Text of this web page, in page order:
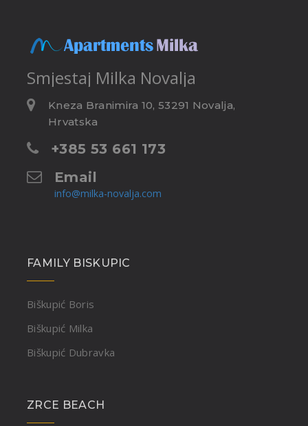
Smjestaj Milka Novalja
Kneza Branimira 10, 53291 Novalja,
Hrvatska
+385 53 661 173
Email
info@milka-novalja.com
FAMILY BISKUPIC
Biškupić Boris
Biškupić Milka
Biškupić Dubravka
ZRCE BEACH